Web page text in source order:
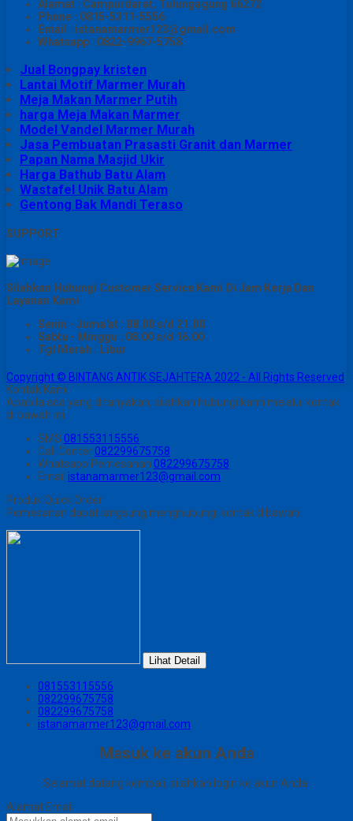
Alamat : Campurdarat, Tulungagung 66272
Phone : 0815-5311-5556
Email : istanamarmer123@gmail.com
Whatsapp : 0822-9967-5758
Jual Bongpay kristen
Lantai Motif Marmer Murah
Meja Makan Marmer Putih
harga Meja Makan Marmer
Model Vandel Marmer Murah
Jasa Pembuatan Prasasti Granit dan Marmer
Papan Nama Masjid Ukir
Harga Bathub Batu Alam
Wastafel Unik Batu Alam
Gentong Bak Mandi Teraso
SUPPORT
Silahkan Hubungi Customer Service Kami Di Jam Kerja Dan
Layanan Kami
Senin - Juma'at : 08.00 s/d 21.00
Sabtu - Minggu : 08.00 s/d 16.00
Tgl Merah : Libur
Copyright © BINTANG ANTIK SEJAHTERA 2022 - All Rights Reserved
Kontak Kami
Apabila ada yang ditanyakan, silahkan hubungi kami melalui kontak
di bawah ini.
SMS 081553115556
Call Center 082299675758
Whatsapp Pemesanan 082299675758
Email istanamarmer123@gmail.com
Produk Quick Order
Pemesanan dapat langsung menghubungi kontak dibawah:
Lihat Detail
081553115556
082299675758
082299675758
istanamarmer123@gmail.com
Masuk ke akun Anda
Selamat datang kembali, silahkan login ke akun Anda.
Alamat Email